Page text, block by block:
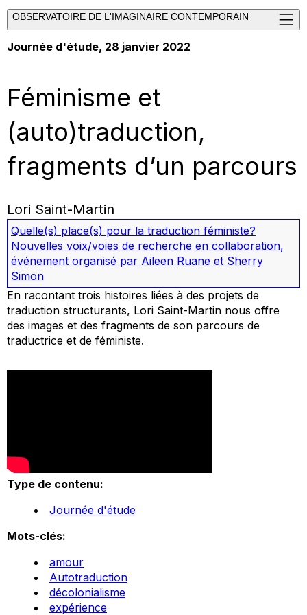
OBSERVATOIRE DE L'IMAGINAIRE CONTEMPORAIN
Journée d'étude, 28 janvier 2022
Féminisme et
(auto)traduction,
fragments d’un parcours
Lori Saint-Martin
Quelle(s) place(s) pour la traduction féministe?
Nouvelles voix/voies de recherche en collaboration,
événement organisé par Aileen Ruane et Sherry
Simon
En racontant trois histoires liées à des projets de
traduction structurants, Lori Saint-Martin nous offre
des images et des fragments de son parcours de
traductrice et de féministe.
Type de contenu:
Journée d'étude
Mots-clés:
amour
Autotraduction
décolonialisme
expérience